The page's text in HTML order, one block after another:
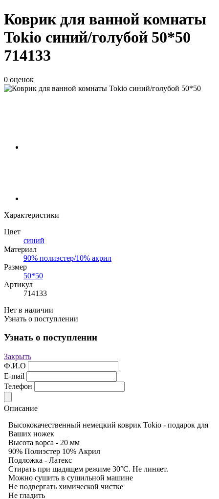
Коврик для ванной комнаты
Tokio синий/голубой 50*50
714133
0 оценок
Характеристики
Цвет
синий
Материал
90% полиэстер/10% акрил
Размер
50*50
Артикул
714133
Нет в наличии
Узнать о поступлении
Узнать о поступлении
Закрыть
Ф.И.О
E-mail
Телефон
Описание
Высококачественный немецкий коврик Tokio - подарок для
Ваших ножек
Высота ворса - 20 мм
90% Полиэстер 10% Акрил
Подложка - Латекс
Стирать при щадящем режиме 30°С. Не линяет.
Можно сушить в сушильной машине
Не подвергать химической чистке
Не гладить